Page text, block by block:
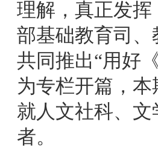
理解，真正发
部基础教育司
共同推出“用好
为专栏开篇，
就人文社科、
者。